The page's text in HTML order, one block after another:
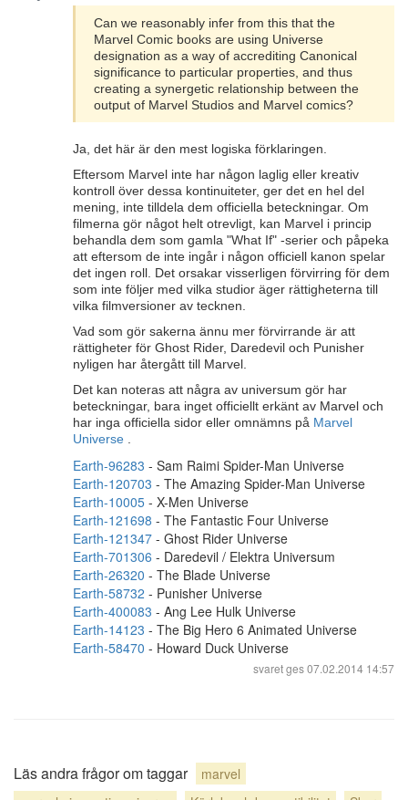
Can we reasonably infer from this that the
Marvel Comic books are using Universe
designation as a way of accrediting Canonical
significance to particular properties, and thus
creating a synergetic relationship between the
output of Marvel Studios and Marvel comics?
Ja, det här är den mest logiska förklaringen.
Eftersom Marvel inte har någon laglig eller kreativ
kontroll över dessa kontinuiteter, ger det en hel del
mening, inte tilldela dem officiella beteckningar. Om
filmerna gör något helt otrevligt, kan Marvel i princip
behandla dem som gamla "What If" -serier och påpeka
att eftersom de inte ingår i någon officiell kanon spelar
det ingen roll. Det orsakar visserligen förvirring för dem
som inte följer med vilka studior äger rättigheterna till
vilka filmversioner av tecknen.
Vad som gör sakerna ännu mer förvirrande är att
rättigheter för Ghost Rider, Daredevil och Punisher
nyligen har återgått till Marvel.
Det kan noteras att några av universum gör har
beteckningar, bara inget officiellt erkänt av Marvel och
har inga officiella sidor eller omnämns på Marvel
Universe
Earth-96283 - Sam Raimi Spider-Man Universe
Earth-120703 - The Amazing Spider-Man Universe
Earth-10005 - X-Men Universe
Earth-121698 - The Fantastic Four Universe
Earth-121347 - Ghost Rider Universe
Earth-701306 - Daredevil / Elektra Universum
Earth-26320 - The Blade Universe
Earth-58732 - Punisher Universe
Earth-400083 - Ang Lee Hulk Universe
Earth-14123 - The Big Hero 6 Animated Universe
Earth-58470 - Howard Duck Universe
svaret ges07.02.2014 14:57
Läs andra frågor om taggar
marvel